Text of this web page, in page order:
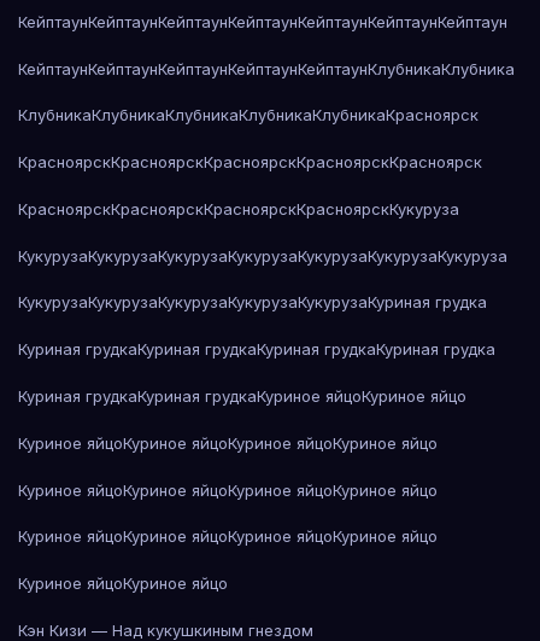
КейптаунКейптаунКейптаунКейптаунКейптаунКейптаунКейптаун
КейптаунКейптаунКейптаунКейптаунКейптаунКлубникаКлубника
КлубникаКлубникаКлубникаКлубникаКлубникаКрасноярск
КрасноярскКрасноярскКрасноярскКрасноярскКрасноярск
КрасноярскКрасноярскКрасноярскКрасноярскКукуруза
КукурузаКукурузаКукурузаКукурузаКукурузаКукурузаКукуруза
КукурузаКукурузаКукурузаКукурузаКукурузаКуриная грудка
Куриная грудкаКуриная грудкаКуриная грудкаКуриная грудка
Куриная грудкаКуриная грудкаКуриное яйцоКуриное яйцо
Куриное яйцоКуриное яйцоКуриное яйцоКуриное яйцо
Куриное яйцоКуриное яйцоКуриное яйцоКуриное яйцо
Куриное яйцоКуриное яйцоКуриное яйцоКуриное яйцо
Куриное яйцоКуриное яйцо
Кэн Кизи — Над кукушкиным гнездом